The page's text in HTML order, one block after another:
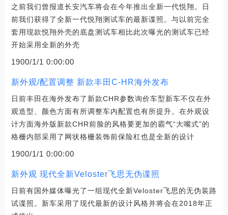
之前我们曾报道长安汽车将会在今年推出全新一代悦翔。日
前我们获得了全新一代悦翔测试车的最新谍照。与以前完全
套用现款悦翔外壳的底盘测试车相比此次曝光的测试车已经
开始采用全新的外壳
1900/1/1 0:00:00
新外观/配置调整 新款丰田C-HR海外发布
日前丰田在海外发布了新款CHR参数询价车型新车不仅在外
观造型、颜色方面有所调整车内配置也有所提升。在外观设
计方面海外版新款CHR前脸的风格要更加的霸气“大嘴式”的
格栅内部采用了网状格栅装饰前保险杠也是全新的设计
1900/1/1 0:00:00
新外观 现代全新Veloster飞思无伪谍照
日前有国外媒体曝光了一组现代全新Veloster飞思的无伪装路
试谍照。新车采用了现代最新的设计风格并将会在2018年正